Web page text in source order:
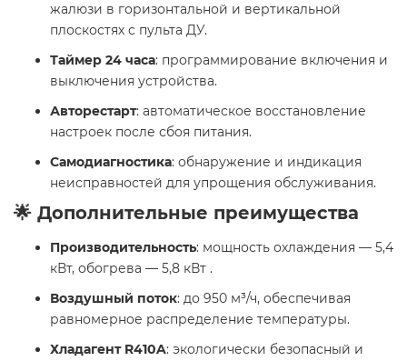
жалюзи в горизонтальной и вертикальной
плоскостях с пульта ДУ.
Таймер 24 часа: программирование включения и
выключения устройства.
Авторестарт: автоматическое восстановление
настроек после сбоя питания.
Самодиагностика: обнаружение и индикация
неисправностей для упрощения обслуживания.
🌟 Дополнительные преимущества
Производительность: мощность охлаждения — 5,4
кВт, обогрева — 5,8 кВт .
Воздушный поток: до 950 м³/ч, обеспечивая
равномерное распределение температуры.
Хладагент R410A: экологически безопасный и